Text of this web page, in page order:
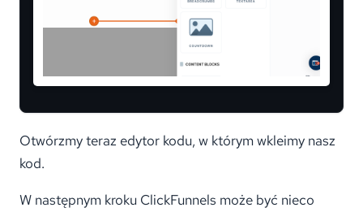
Otwórzmy teraz edytor kodu, w którym wkleimy nasz
kod.
W następnym kroku ClickFunnels może być nieco